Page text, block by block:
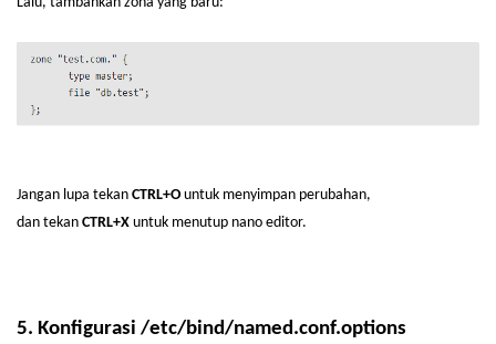
Jangan lupa tekan CTRL+Ountuk menyimpan perubahan,
dan tekan CTRL+X untuk menutup nano editor.
5. Konfigurasi /etc/bind/named.conf.options